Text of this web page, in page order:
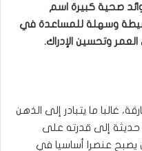
صحية كبيرة اسم
وسهلة للمساعدة في
وتحسين الإدراك.
غالبا ما يتبادر إلى الذهن
حديثة إلى قدرته على
يصبح عنصرا أساسيا في